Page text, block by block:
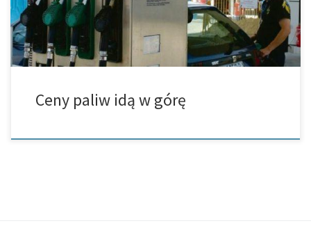
Ceny paliw idą w górę